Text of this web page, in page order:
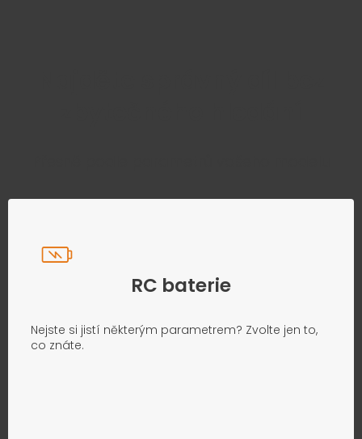
RC baterie
Nejste si jistí některým parametrem? Zvolte jen to,
co znáte.